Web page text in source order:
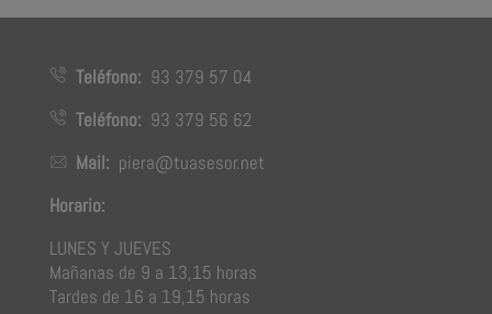
Teléfono: 93 379 57 04
Teléfono: 93 379 56 62
Mail: piera@tuasesor.net
Horario:
LUNES Y JUEVES
Mañanas de 9 a 13,15 horas
Tardes de 16 a 19,15 horas